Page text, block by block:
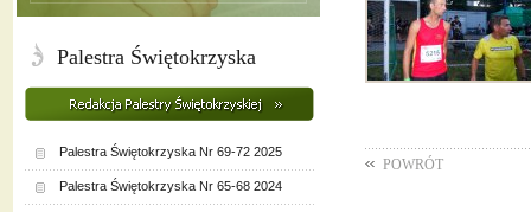
POWRÓT
Palestra Świętokrzyska
Palestra Świętokrzyska Nr 69-72 2025
Palestra Świętokrzyska Nr 65-68 2024